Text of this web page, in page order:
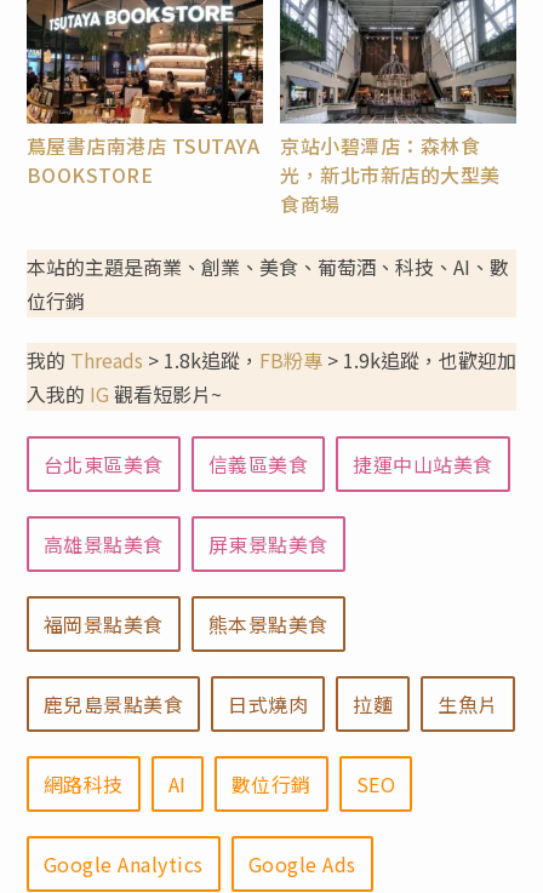
蔦屋書店南港店 TSUTAYA
BOOKSTORE
京站小碧潭店：森林食
光，新北市新店的大型美
食商場
本站的主題是商業、創業、美食、葡萄酒、科技、AI、數
位行銷
我的 Threads > 1.8k追蹤， FB粉專> 1.9k追蹤，也歡迎加
入我的 IG 觀看短影片~
台北東區美食 信義區美食 捷運中山站美食
高雄景點美食 屏東景點美食
福岡景點美食 熊本景點美食
鹿兒島景點美食 日式燒肉 拉麵 生魚片
網路科技 AI 數位行銷 SEO
Google Analytics Google Ads